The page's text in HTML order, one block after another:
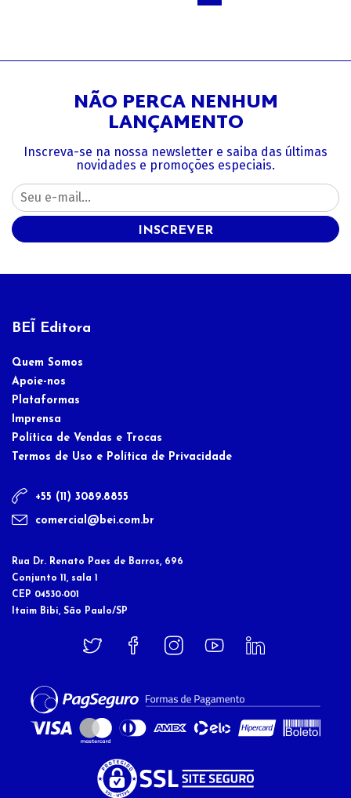
NÃO PERCA NENHUM
LANÇAMENTO
Inscreva-se na nossa newsletter e saiba das últimas
novidades e promoções especiais.
INSCREVER
BEĨ Editora
Quem Somos
Apoie-nos
Plataformas
Imprensa
Política de Vendas e Trocas
Termos de Uso e Política de Privacidade
+55 (11) 3089.8855
comercial@bei.com.br
Rua Dr. Renato Paes de Barros, 696
Conjunto 11, sala 1
CEP 04530-001
Itaim Bibi, São Paulo/SP